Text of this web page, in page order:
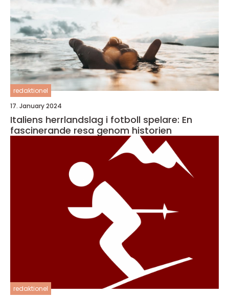
redaktionel
17. January 2024
Italiens herrlandslag i fotboll spelare: En
fascinerande resa genom historien
redaktionel